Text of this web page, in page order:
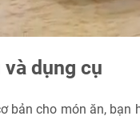
dụng cụ
bản cho món ăn,